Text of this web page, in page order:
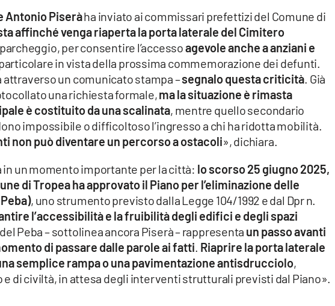
Antonio Piseràha inviato ai commissari prefettizi del Comune di
affinché venga riaperta la porta laterale del Cimitero
per consentire l’accessoagevole anche a anziani e
in vista della prossima commemorazione dei defunti.
attraverso un comunicato stampa –segnalo questa criticità. Già
una richiesta formale,ma la situazione è rimasta
è costituito da una scalinata, mentre quello secondario
impossibile o difficoltoso l’ingresso a chi ha ridotta mobilità.
non può diventare un percorso a ostacoli», dichiara.
in un momento importante per la città: lo scorso 25 giugno 2025,
di Tropea ha approvato il Piano per l’eliminazione delle
, uno strumento previsto dalla Legge 104/1992 e dal Dpr n.
l’accessibilità e la fruibilità degli edifici e degli spazi
Peba – sottolinea ancora Piserà – rappresenta un passo avanti
di passare dalle parole ai fatti. Riaprire la porta laterale
semplice rampa o una pavimentazione antisdrucciolo,
di civiltà, in attesa degli interventi strutturali previsti dal Piano».